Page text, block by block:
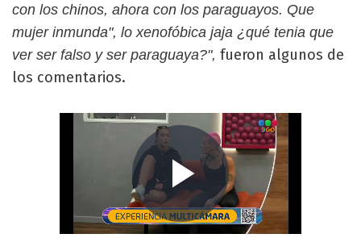
con los chinos, ahora con los paraguayos. Que
mujer inmunda", lo xenofóbica jaja ¿qué tenia que
ver ser falso y ser paraguaya?", fueron algunos de
los comentarios.